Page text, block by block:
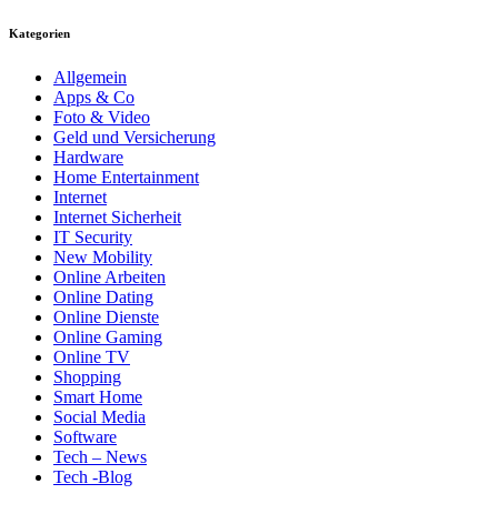
Kategorien
Allgemein
Apps & Co
Foto & Video
Geld und Versicherung
Hardware
Home Entertainment
Internet
Internet Sicherheit
IT Security
New Mobility
Online Arbeiten
Online Dating
Online Dienste
Online Gaming
Online TV
Shopping
Smart Home
Social Media
Software
Tech – News
Tech -Blog